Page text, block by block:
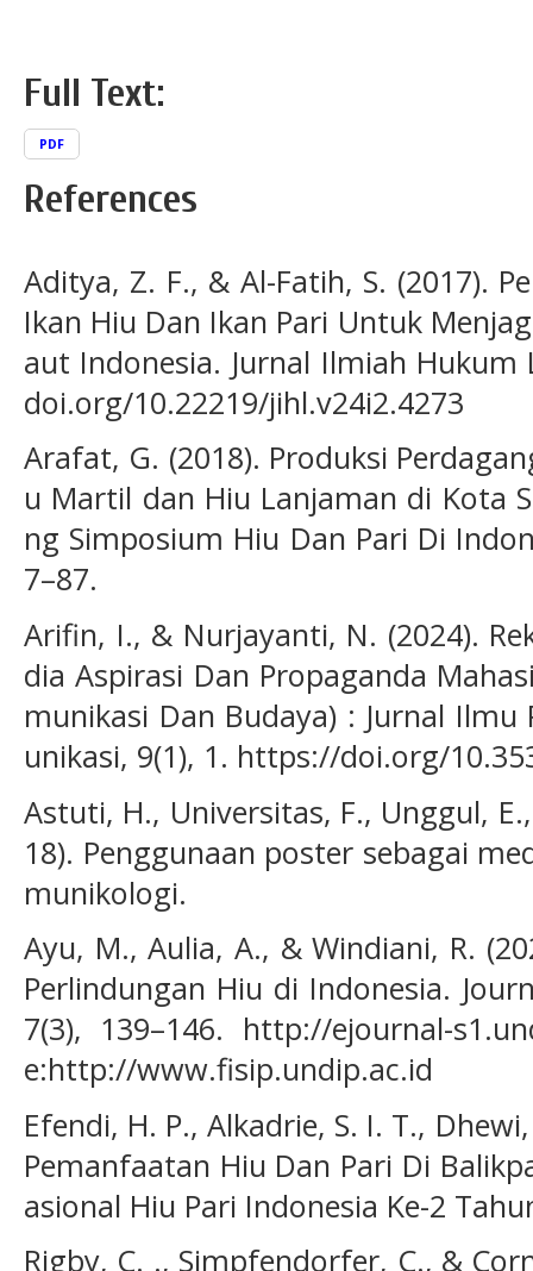
Full Text:
PDF
References
Aditya, Z. F., & Al-Fatih, S. (2017).
Ikan Hiu Dan Ikan Pari Untuk
aut Indonesia. Jurnal Ilmiah Hukum
doi.org/10.22219/jihl.v24i2.4273
Arafat, G. (2018). Produksi
u Martil dan Hiu Lanjaman di Kota
ng Simposium Hiu Dan Pari Di
7–87.
Arifin, I., & Nurjayanti, N. (2024).
dia Aspirasi Dan Propaganda
munikasi Dan Budaya) : Jurnal
unikasi, 9(1), 1. https://doi.org/
Astuti, H., Universitas, F., Unggul,
18). Penggunaan poster sebagai
munikologi.
Ayu, M., Aulia, A., & Windiani, R.
Perlindungan Hiu di Indonesia.
7(3), 139–146. http://ejournal-
e:http://www.fisip.undip.ac.id
Efendi, H. P., Alkadrie, S. I. T.,
Pemanfaatan Hiu Dan Pari Di
asional Hiu Pari Indonesia Ke-2
Rigby, C. ., Simpfendorfer, C., &